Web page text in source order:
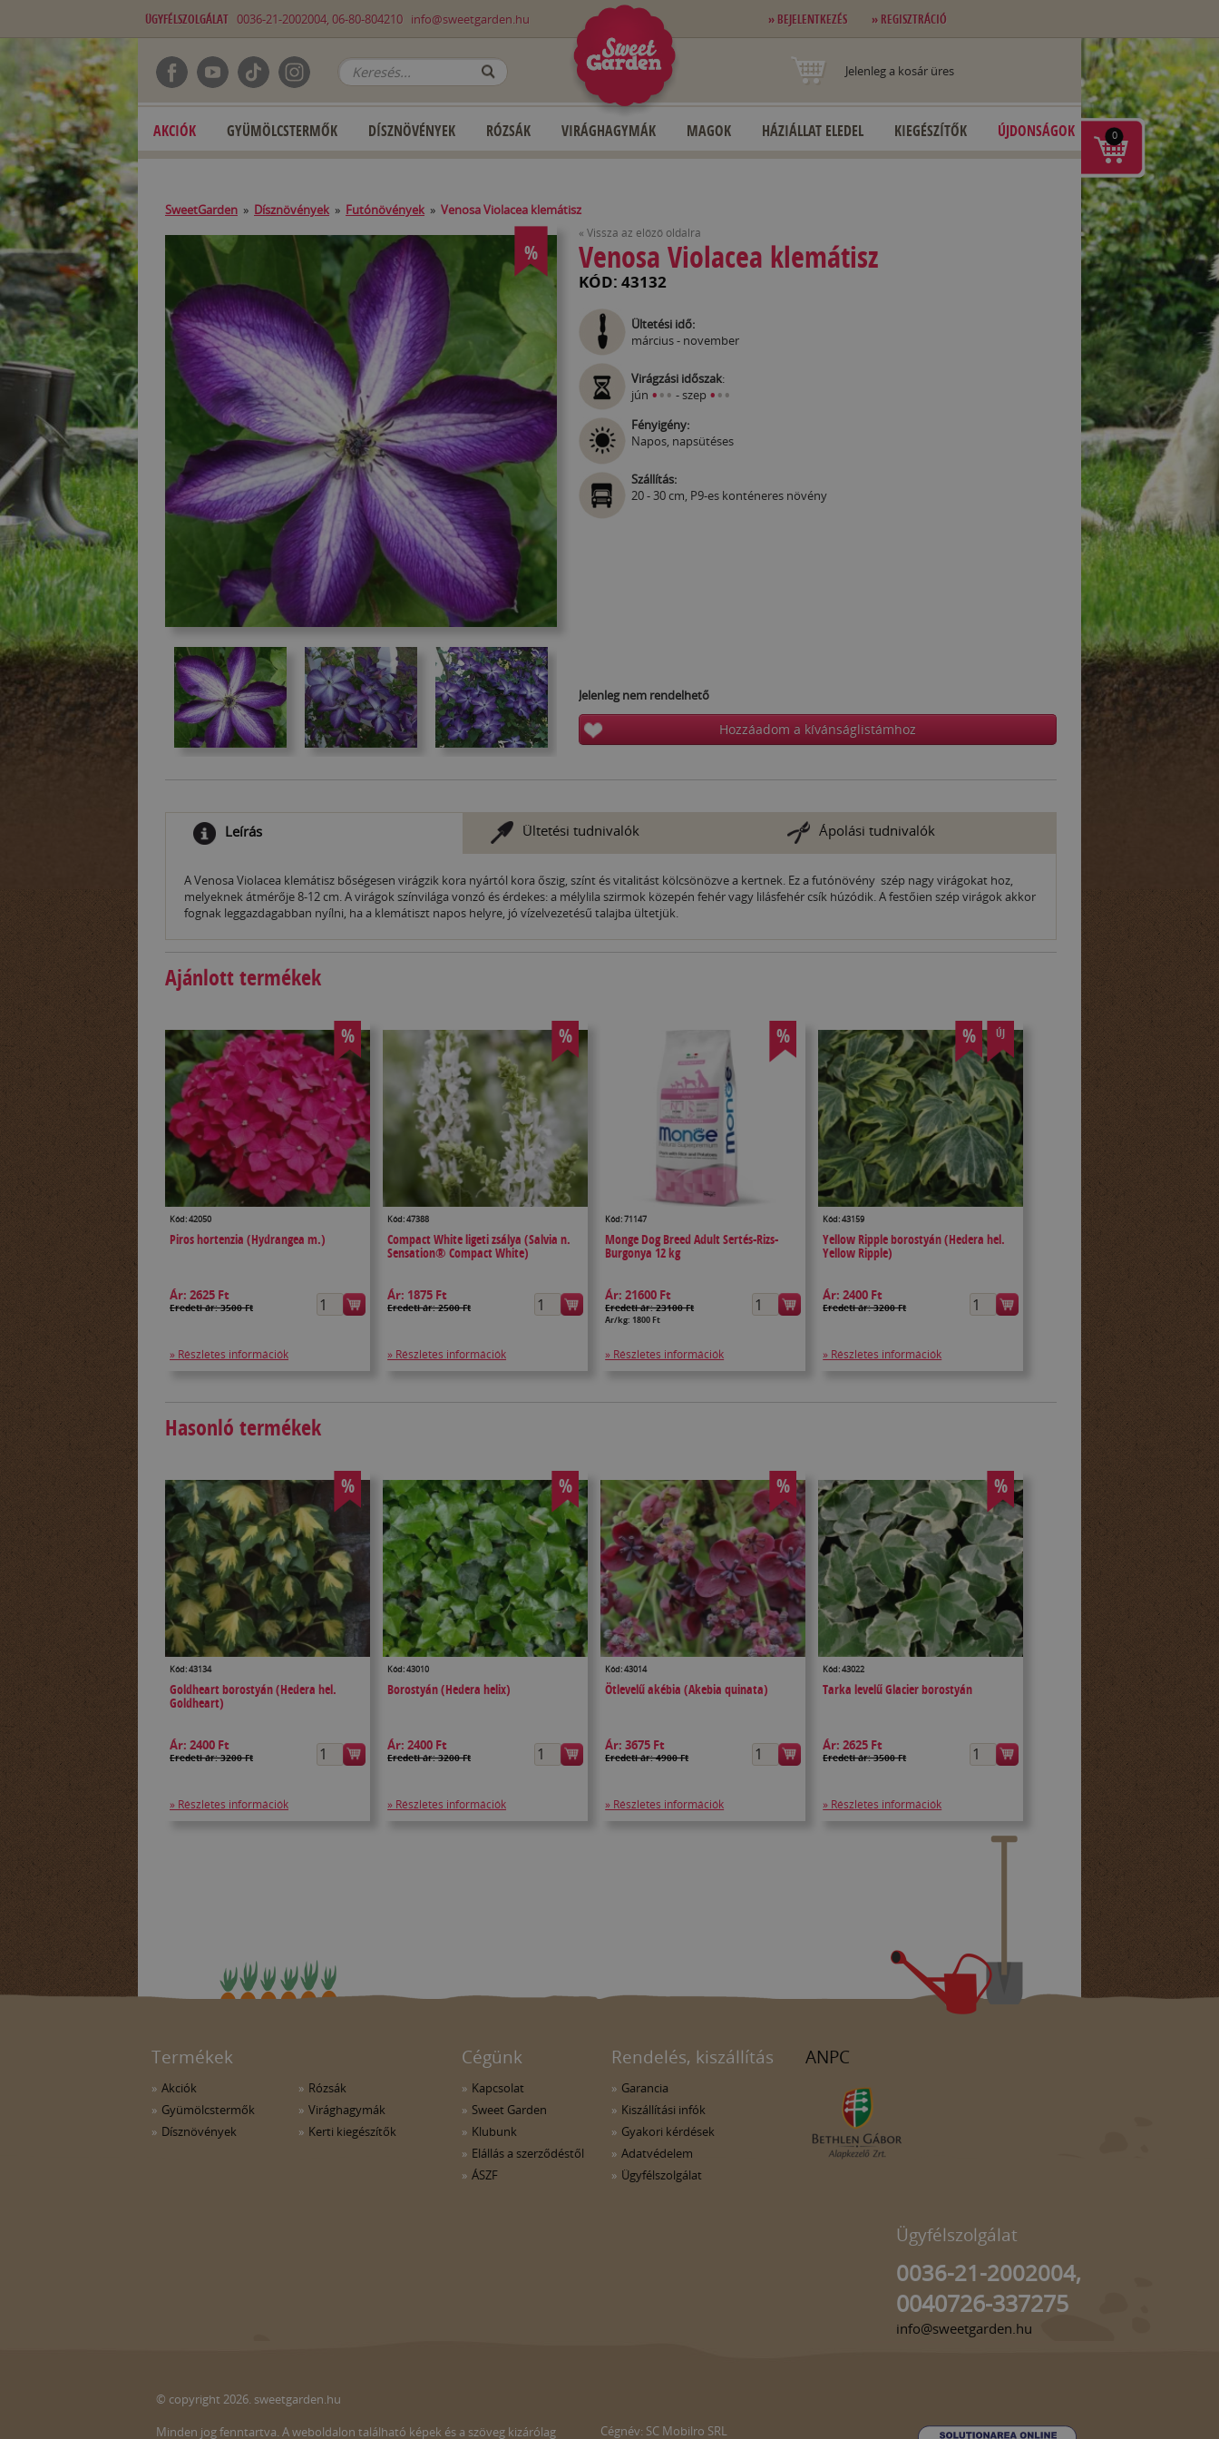
ÜGYFÉLSZOLGÁLAT 0036-21-2002004, 06-80-804210 info@sweetgarden.hu » BEJELENTKEZÉS » REGISZTRÁCIÓ
Jelenleg a kosár üres
AKCIÓK GYÜMÖLCSTERMŐK DÍSZNÖVÉNYEK RÓZSÁK VIRÁGHAGYMÁK MAGOK HÁZIÁLLAT ELEDEL KIEGÉSZÍTŐK ÚJDONSÁGOK
SweetGarden » Dísznövények » Futónövények » Venosa Violacea klemátisz
%
« Vissza az előző oldalra
Venosa Violacea klemátisz
KÓD: 43132
Ültetési idő:
március - november
Virágzási időszak:
jún ••• - szep •••
Fényigény:
Napos, napsütéses
Szállítás:
20 - 30 cm, P9-es konténeres növény
Jelenleg nem rendelhető
Hozzáadom a kívánságlistámhoz
Leírás Ültetési tudnivalók Ápolási tudnivalók
A Venosa Violacea klemátisz bőségesen virágzik kora nyártól kora őszig, színt és vitalitást kölcsönözve a kertnek. Ez a futónövény szép nagy virágokat hoz,
melyeknek átmérője 8-12 cm. A virágok színvilága vonzó és érdekes: a mélylila szirmok közepén fehér vagy lilásfehér csík húzódik. A festőien szép virágok akkor
fognak leggazdagabban nyílni, ha a klemátiszt napos helyre, jó vízelvezetésű talajba ültetjük.
Ajánlott termékek
%
Kód: 42050
Piros hortenzia (Hydrangea m.)
Ár: 2625 Ft
Eredeti ár: 3500 Ft
» Részletes információk
%
Kód: 47388
Compact White ligeti zsálya (Salvia n.
Sensation® Compact White)
Ár: 1875 Ft
Eredeti ár: 2500 Ft
» Részletes információk
%
Kód: 71147
Monge Dog Breed Adult Sertés-Rizs-
Burgonya 12 kg
Ár:21600 Ft
Eredeti ár: 23100 Ft
Ár/kg: 1800 Ft
» Részletes információk
% ÚJ
Kód: 43159
Yellow Ripple borostyán (Hedera hel.
Yellow Ripple)
Ár:2400 Ft
Eredeti ár: 3200 Ft
» Részletes információk
Hasonló termékek
%
Kód: 43134
Goldheart borostyán (Hedera hel.
Goldheart)
Ár: 2400 Ft
Eredeti ár: 3200 Ft
» Részletes információk
%
Kód: 43010
Borostyán (Hedera helix)
Ár:2400 Ft
Eredeti ár: 3200 Ft
» Részletes információk
%
Kód: 43014
Ötlevelű akébia (Akebia quinata)
Ár:3675 Ft
Eredeti ár: 4900 Ft
» Részletes információk
%
Kód: 43022
Tarka levelű Glacier borostyán
Ár:2625 Ft
Eredeti ár: 3500 Ft
» Részletes információk
Termékek
Akciók
Gyümölcstermők
Dísznövények
Rózsák
Virághagymák
Kerti kiegészítők
Cégünk
Kapcsolat
Sweet Garden
Klubunk
Elállás a szerződéstől
ÁSZF
Rendelés, kiszállítás
Garancia
Kiszállítási infók
Gyakori kérdések
Adatvédelem
Ügyfélszolgálat
ANPC
Ügyfélszolgálat
0036-21-2002004,
0040726-337275
info@sweetgarden.hu
© copyright 2026. sweetgarden.hu
Minden jog fenntartva. A weboldalon található képek és a szöveg kizárólag
Cégnév: SC Mobilro SRL
0